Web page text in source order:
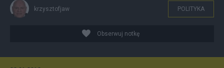
krzysztofjaw POLITYKA
Obserwuj notkę